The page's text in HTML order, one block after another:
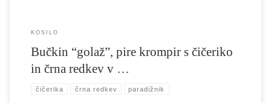
KOSILO
Bučkin “golaž”, pire krompir s čičeriko
in črna redkev v …
čičerika črna redkev paradižnik